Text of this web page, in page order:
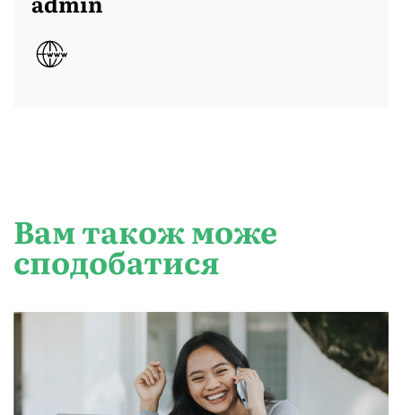
Вам також може
сподобатися